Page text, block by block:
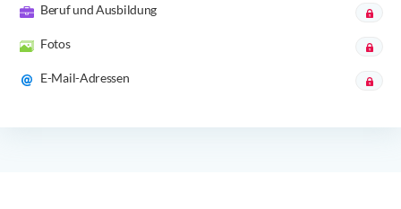
Beruf und Ausbildung
Fotos
E-Mail-Adressen